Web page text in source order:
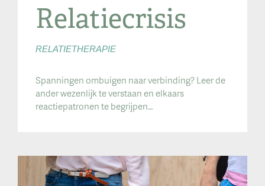
Relatiecrisis
RELATIETHERAPIE
Spanningen ombuigen naar verbinding? Leer de
ander wezenlijk te verstaan en elkaars
reactiepatronen te begrijpen…